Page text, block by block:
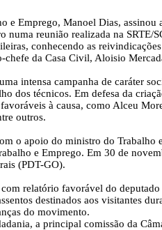
Emprego, Manoel Dias, assinou
reunião realizada na SRTE/
conhecendo as
da Casa Civil, Aloisio
intensa campanha de caráter
dos técnicos. Em defesa da
à causa, como Alceu
outros.
o apoio do ministro do Trabalho
e Emprego. Em 30 de
(PDT-GO).
relatório favorável do
destinados aos visitantes
do movimento.
a principal comissão da